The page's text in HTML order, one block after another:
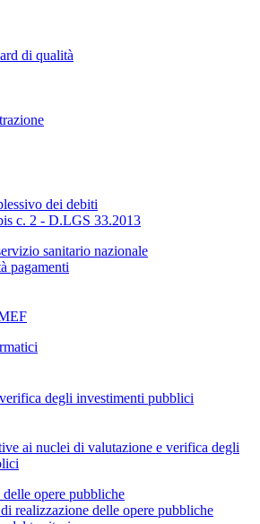
di qualità
dei debiti
c. 2 - D.LGS 33.2013
sanitario nazionale
pagamenti
degli investimenti pubblici
ai nuclei di valutazione e verifica degli
opere pubbliche
realizzazione delle opere pubbliche